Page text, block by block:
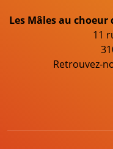
Les Mâles au choeur
11
Retrouvez-